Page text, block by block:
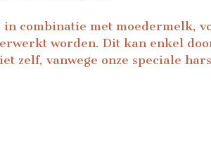
combinatie met moedermelk,
worden. Dit kan enkel
zelf, vanwege onze speciale